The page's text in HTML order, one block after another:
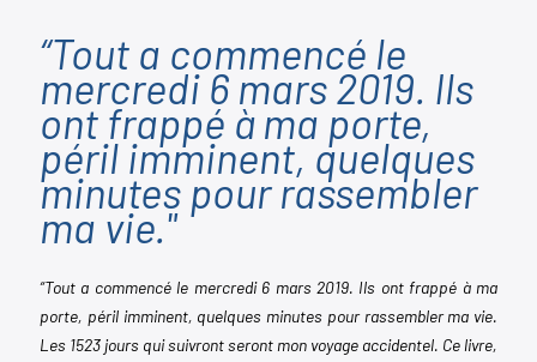
“Tout a commencé le
mercredi 6 mars 2019. Ils
ont frappé à ma porte,
péril imminent, quelques
minutes pour rassembler
ma vie."
“Tout a commencé le mercredi 6 mars 2019. Ils ont frappé à ma
porte, péril imminent, quelques minutes pour rassembler ma vie.
Les 1523 jours qui suivront seront mon voyage accidentel. Ce livre,